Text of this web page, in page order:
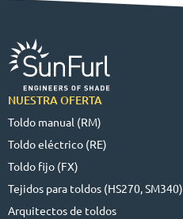
NUESTRA OFERTA
Toldo manual (RM)
Toldo eléctrico (RE)
Toldo fijo (FX)
Tejidos para toldos (HS270, SM340)
Arquitectos de toldos